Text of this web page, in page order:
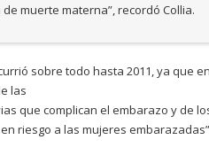
muerte materna”, recordó Collia.
sobre todo hasta 2011, ya que
las
que complican el embarazo y de
riesgo a las mujeres